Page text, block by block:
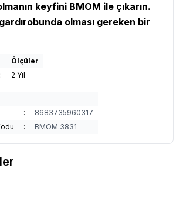
keyfini BMOM ile çıkarın.
olması gereken bir
Ölçüler
: 2 Yıl
:
8683735960317
: BMOM.3831